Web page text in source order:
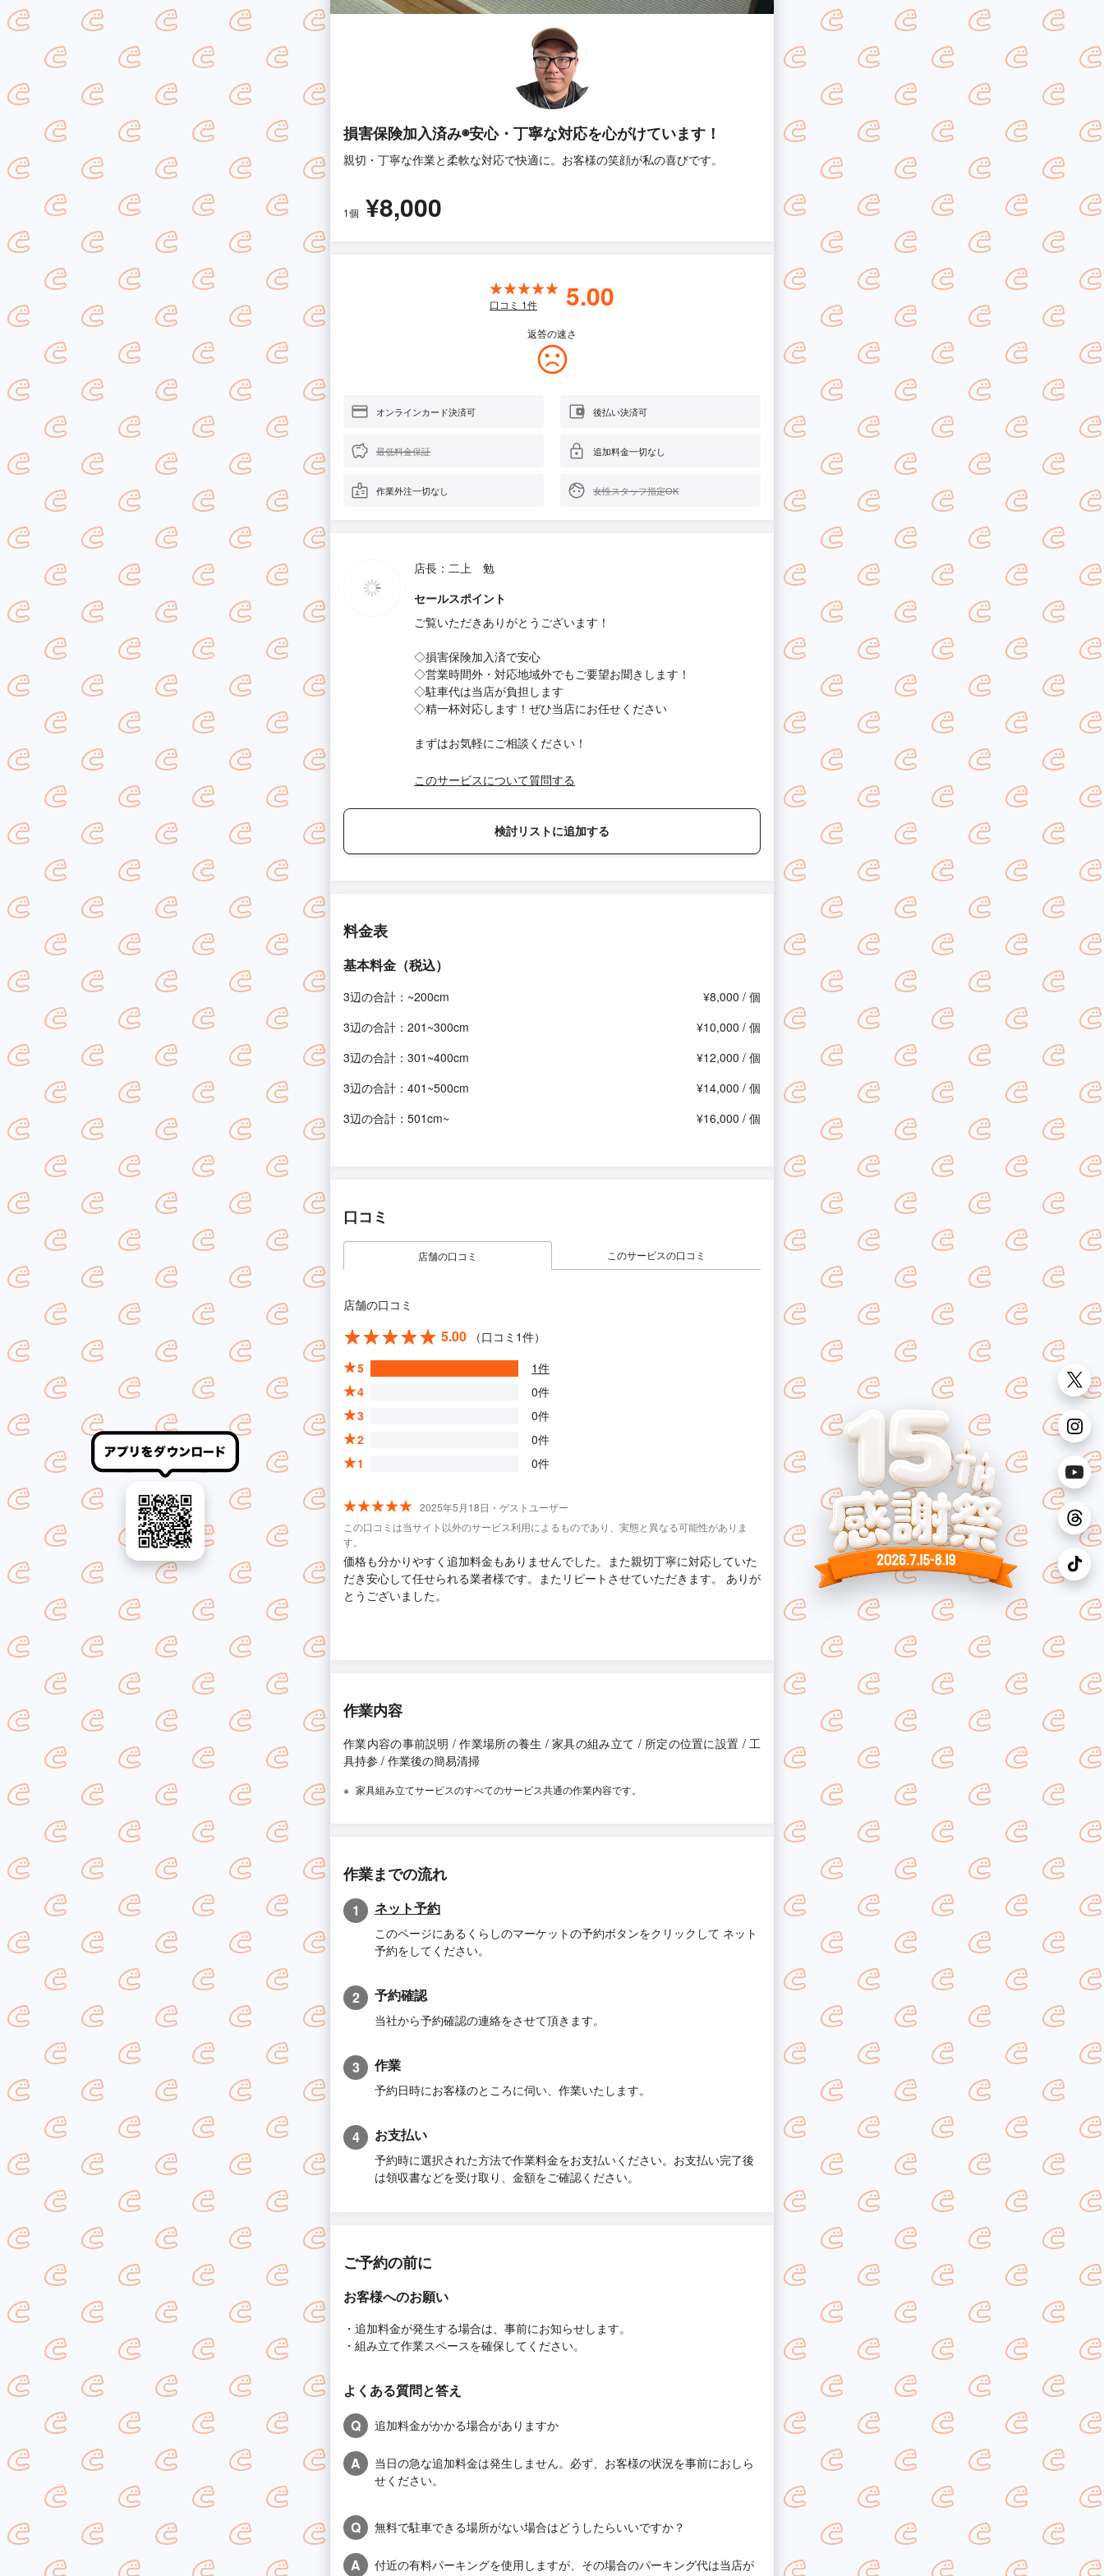
損害保険加入済み◉安心・丁寧な対応を心がけています！
親切・丁寧な作業と柔軟な対応で快適に。お客様の笑顔が私の喜びです。
1個 ¥8,000
口コミ 1件 5.00
返答の速さ
オンラインカード決済可 後払い決済可
最低料金保証 追加料金一切なし
作業外注一切なし 女性スタッフ指定OK
店長：二上 勉
セールスポイント
ご覧いただきありがとうございます！
◇損害保険加入済で安心
◇営業時間外・対応地域外でもご要望お聞きします！
◇駐車代は当店が負担します
◇精一杯対応します！ぜひ当店にお任せください
まずはお気軽にご相談ください！
このサービスについて質問する
検討リストに追加する
料金表
基本料金（税込）
3辺の合計：~200cm
¥8,000 / 個
3辺の合計：201~300cm
¥10,000 / 個
3辺の合計：301~400cm
¥12,000 / 個
3辺の合計：401~500cm
¥14,000 / 個
3辺の合計：501cm~
¥16,000 / 個
口コミ
店舗の口コミ このサービスの口コミ
店舗の口コミ
5.00
（口コミ1件）
5
1件
4
0件
3
0件
2
0件
1
0件
2025年5月18日・ゲストユーザー
この口コミは当サイト以外のサービス利用によるものであり、実態と異なる可能性がありま
す。
価格も分かりやすく追加料金もありませんでした。また親切丁寧に対応していた
だき安心して任せられる業者様です。またリピートさせていただきます。 ありが
とうございました。
作業内容
作業内容の事前説明 / 作業場所の養生 / 家具の組み立て / 所定の位置に設置 / 工
具持参 / 作業後の簡易清掃
家具組み立てサービスのすべてのサービス共通の作業内容です。
作業までの流れ
1 ネット予約
このページにあるくらしのマーケットの予約ボタンをクリックして ネット
予約をしてください。
2 予約確認
当社から予約確認の連絡をさせて頂きます。
3 作業
予約日時にお客様のところに伺い、作業いたします。
4 お支払い
予約時に選択された方法で作業料金をお支払いください。お支払い完了後
は領収書などを受け取り、金額をご確認ください。
ご予約の前に
お客様へのお願い
・追加料金が発生する場合は、事前にお知らせします。
・組み立て作業スペースを確保してください。
よくある質問と答え
Q
追加料金がかかる場合がありますか
A
当日の急な追加料金は発生しません。必ず、お客様の状況を事前におしら
せください。
Q 無料で駐車できる場所がない場合はどうしたらいいですか？
A
付近の有料パーキングを使用しますが、その場合のパーキング代は当店が